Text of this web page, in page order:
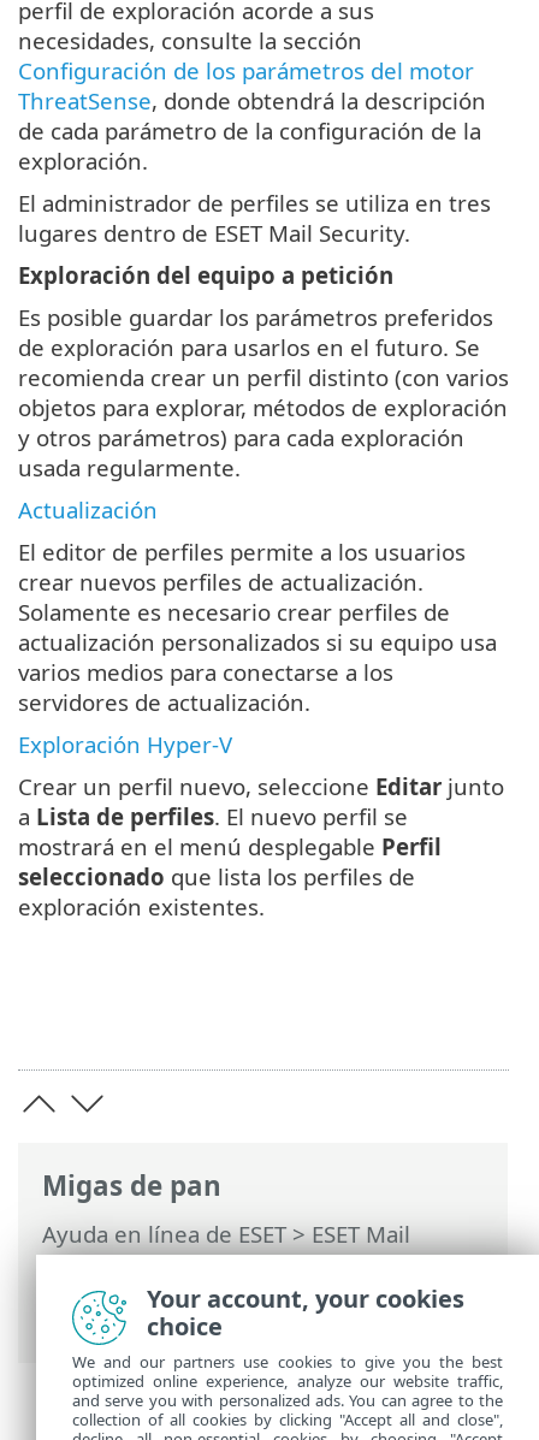
Migas de pan
Ayuda en línea de ESET>ESET Mail
Security>Configuración avanzada>
Computer>Exploración de malware>
Administrador de perfiles
perfil de exploración acorde a sus
necesidades, consulte la sección
Configuración de los parámetros del motor
ThreatSense, donde obtendrá la descripción
de cada parámetro de la configuración de la
exploración.
El administrador de perfiles se utiliza en tres
lugares dentro de ESET Mail Security.
Exploración del equipo a petición
Es posible guardar los parámetros preferidos
de exploración para usarlos en el futuro. Se
recomienda crear un perfil distinto (con varios
objetos para explorar, métodos de exploración
y otros parámetros) para cada exploración
usada regularmente.
Actualización
El editor de perfiles permite a los usuarios
crear nuevos perfiles de actualización.
Solamente es necesario crear perfiles de
actualización personalizados si su equipo usa
varios medios para conectarse a los
servidores de actualización.
Exploración Hyper-V
Crear un perfil nuevo, seleccione Editar junto
a Lista de perfiles. El nuevo perfil se
mostrará en el menú desplegable Perfil
seleccionado que lista los perfiles de
exploración existentes.
Your account, your cookies
choice
We and our partners use cookies to give you the best
optimized online experience, analyze our website traffic,
and serve you with personalized ads. You can agree to the
collection of all cookies by clicking "Accept all and close",